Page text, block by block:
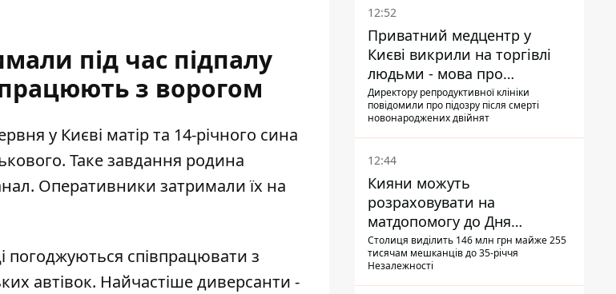
під час підпалу
з ворогом
у Києві матір та 14-річного сина
Таке завдання родина
Оперативники затримали їх на
погоджуються співпрацювати з
автівок. Найчастіше диверсанти -
12:52
Приватний медцентр у
Києві викрили на торгівлі
людьми - мова про
сурогатне материнство
Директору репродуктивної клініки
повідомили про підозру після смерті
новонароджених двійнят
12:44
Кияни можуть
розраховувати на
матдопомогу до Дня
незалежності - кому її
дадуть
Столиця виділить 146 млн грн майже 255
тисячам мешканців до 35-річчя
Незалежності